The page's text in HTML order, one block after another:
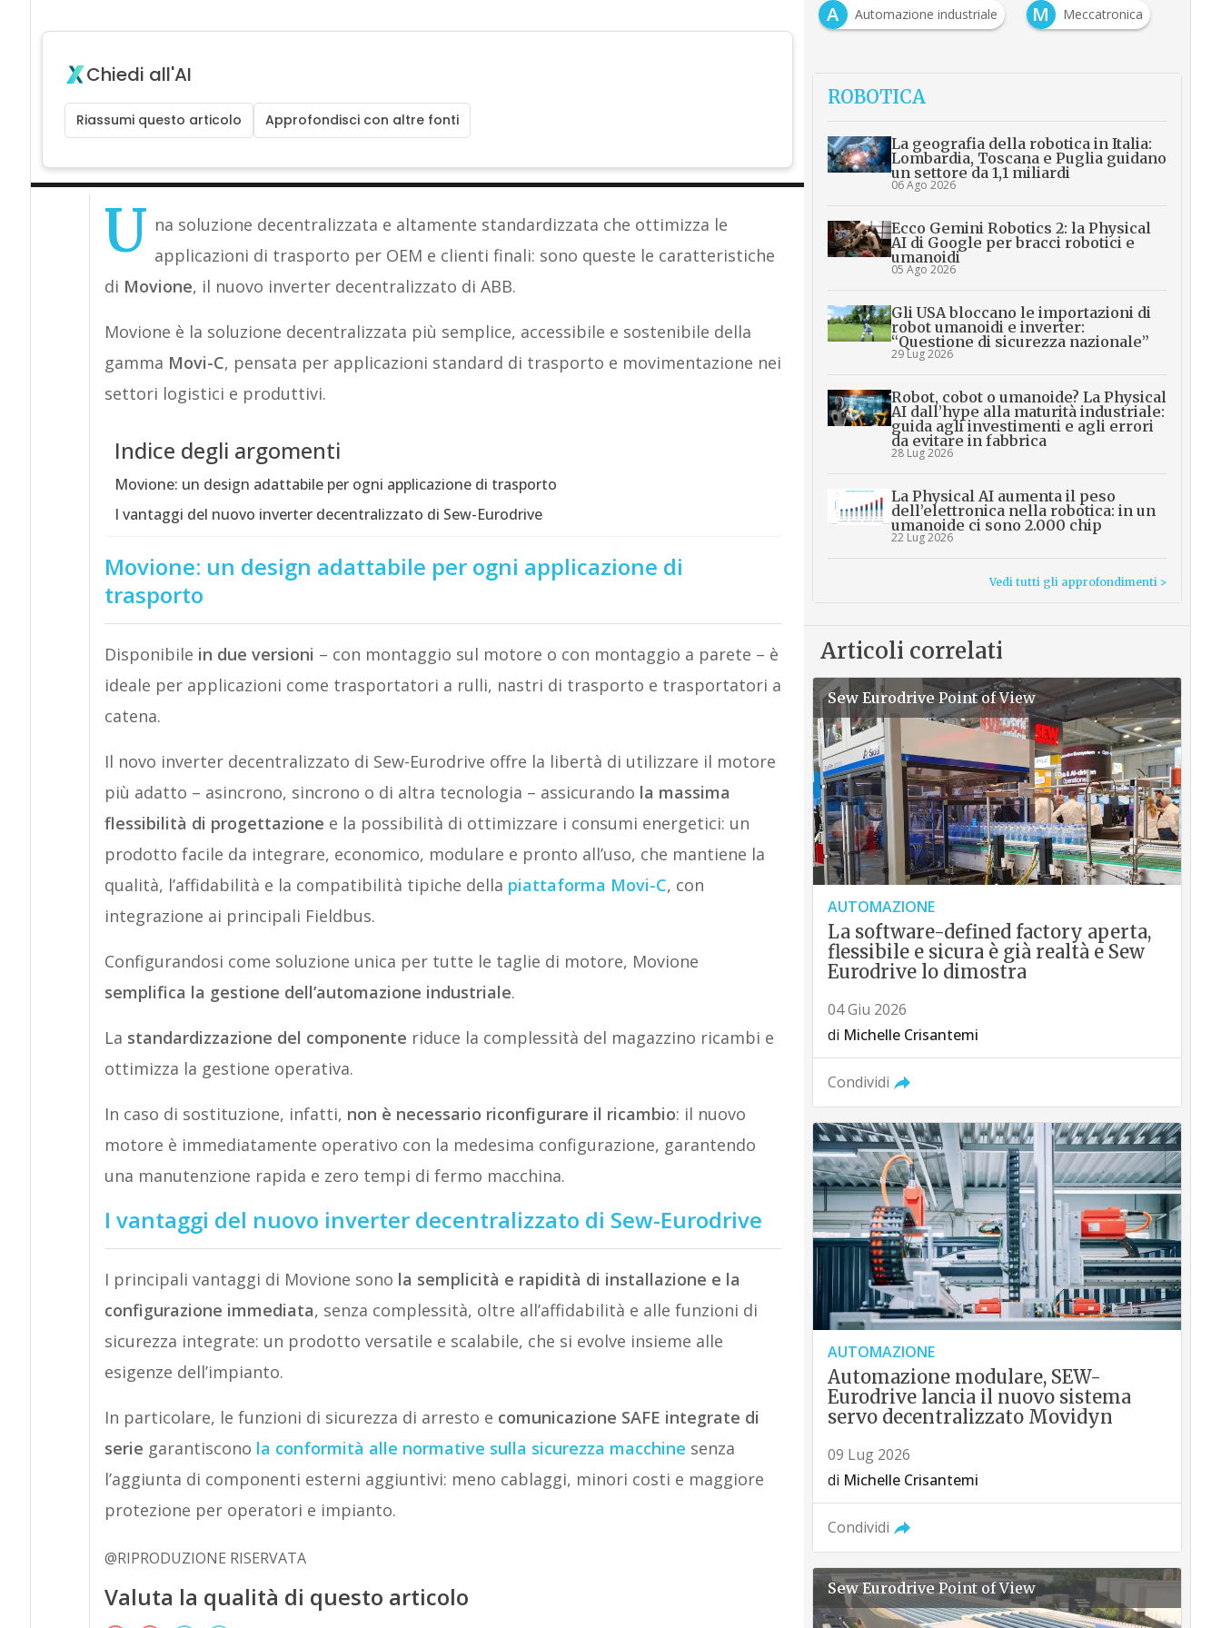
Chiedi all'AI
Riassumi questo articolo Approfondisci con altre fonti
U na soluzione decentralizzata e altamente standardizzata che ottimizza le
applicazioni di trasporto per OEM e clienti finali: sono queste le caratteristiche
di Movione, il nuovo inverter decentralizzato di ABB.
Movione è la soluzione decentralizzata più semplice, accessibile e sostenibile della
gamma Movi-C, pensata per applicazioni standard di trasporto e movimentazione nei
settori logistici e produttivi.
Indice degli argomenti
Movione: un design adattabile per ogni applicazione di trasporto
I vantaggi del nuovo inverter decentralizzato di Sew-Eurodrive
Movione: un design adattabile per ogni applicazione di
trasporto
Disponibile in due versioni – con montaggio sul motore o con montaggio a parete – è
ideale per applicazioni come trasportatori a rulli, nastri di trasporto e trasportatori a
catena.
Il novo inverter decentralizzato di Sew-Eurodrive offre la libertà di utilizzare il motore
più adatto – asincrono, sincrono o di altra tecnologia – assicurando la massima
flessibilità di progettazione e la possibilità di ottimizzare i consumi energetici: un
prodotto facile da integrare, economico, modulare e pronto all’uso, che mantiene la
qualità, l’affidabilità e la compatibilità tipiche della piattaforma Movi-C, con
integrazione ai principali Fieldbus.
Configurandosi come soluzione unica per tutte le taglie di motore, Movione
semplifica la gestione dell’automazione industriale.
La standardizzazione del componente riduce la complessità del magazzino ricambi e
ottimizza la gestione operativa.
In caso di sostituzione, infatti, non è necessario riconfigurare il ricambio: il nuovo
motore è immediatamente operativo con la medesima configurazione, garantendo
una manutenzione rapida e zero tempi di fermo macchina.
I vantaggi del nuovo inverter decentralizzato di Sew-Eurodrive
I principali vantaggi di Movione sono la semplicità e rapidità di installazione e la
configurazione immediata, senza complessità, oltre all’affidabilità e alle funzioni di
sicurezza integrate: un prodotto versatile e scalabile, che si evolve insieme alle
esigenze dell’impianto.
In particolare, le funzioni di sicurezza di arresto e comunicazione SAFE integrate di
serie garantiscono la conformità alle normative sulla sicurezza macchine senza
l’aggiunta di componenti esterni aggiuntivi: meno cablaggi, minori costi e maggiore
protezione per operatori e impianto.
@RIPRODUZIONE RISERVATA
Valuta la qualità di questo articolo
A Automazione industriale M Meccatronica
ROBOTICA
La geografia della robotica in Italia:
Lombardia, Toscana e Puglia guidano
un settore da 1,1 miliardi
06 Ago 2026
Ecco Gemini Robotics 2: la Physical
AI di Google per bracci robotici e
umanoidi
05 Ago 2026
Gli USA bloccano le importazioni di
robot umanoidi e inverter:
“Questione di sicurezza nazionale”
29 Lug 2026
Robot, cobot o umanoide? La Physical
AI dall’hype alla maturità industriale:
guida agli investimenti e agli errori
da evitare in fabbrica
28 Lug 2026
La Physical AI aumenta il peso
dell’elettronica nella robotica: in un
umanoide ci sono 2.000 chip
22 Lug 2026
Vedi tutti gli approfondimenti >
Articoli correlati
Sew EurodrivePoint of View
AUTOMAZIONE
La software-defined factory aperta,
flessibile e sicura è già realtà e Sew
Eurodrive lo dimostra
04 Giu 2026
di Michelle Crisantemi
Condividi
AUTOMAZIONE
Automazione modulare, SEW-
Eurodrive lancia il nuovo sistema
servo decentralizzato Movidyn
09 Lug 2026
di Michelle Crisantemi
Condividi
Sew EurodrivePoint of View